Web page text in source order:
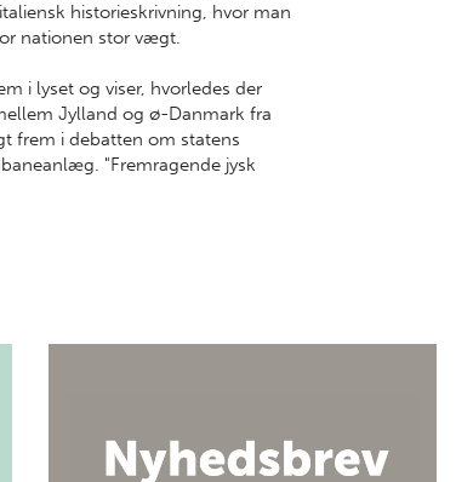
historieskrivning, hvor man
nationen stor vægt.
i lyset og viser, hvorledes der
Jylland og ø-Danmark fra
frem i debatten om statens
"Fremragende jysk